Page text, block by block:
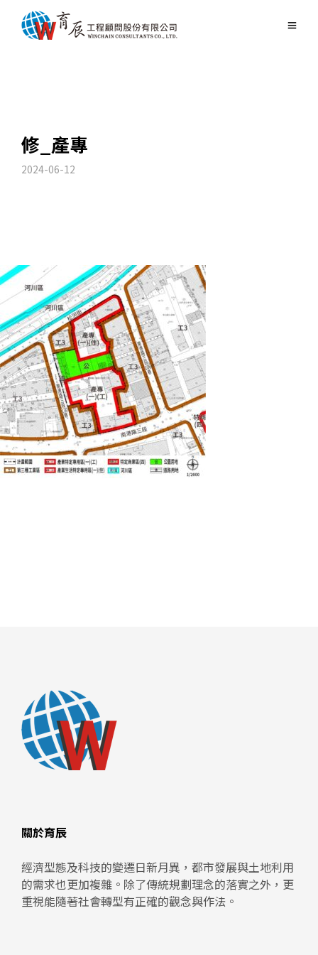
修_產專
2024-06-12
關於育辰
經濟型態及科技的變遷日新月異，都市發展與土地利用
的需求也更加複雜。除了傳統規劃理念的落實之外，更
重視能隨著社會轉型有正確的觀念與作法。